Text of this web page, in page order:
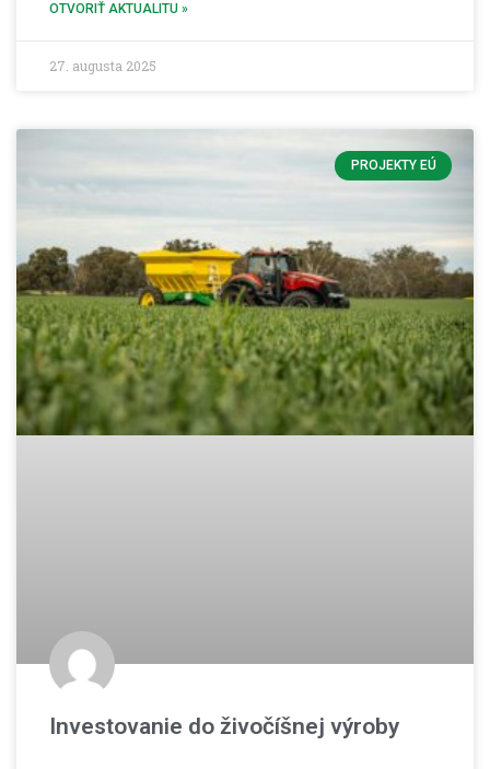
OTVORIŤ AKTUALITU »
27. augusta 2025
PROJEKTY EÚ
Investovanie do živočíšnej výroby